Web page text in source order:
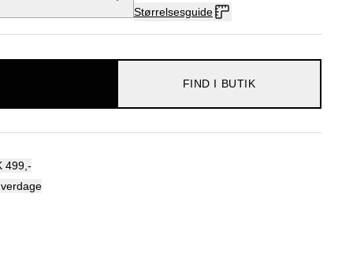
Størrelsesguide
FIND I BUTIK
499,-